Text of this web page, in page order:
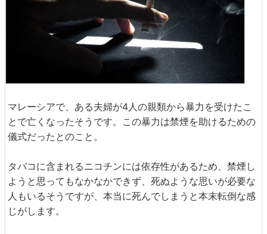
マレーシアで、ある夫婦が4人の親類から暴力を受けたこ
とで亡くなったそうです。この暴力は禁煙を助けるための
儀式だったとのこと。
タバコに含まれるニコチンには依存性があるため、禁煙し
ようと思ってもなかなかできず、死ぬような思いが必要な
人もいるそうですが、本当に死んでしまうと本末転倒な感
じがします。